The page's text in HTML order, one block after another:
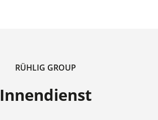
RÜHLIG GROUP
Innendienst